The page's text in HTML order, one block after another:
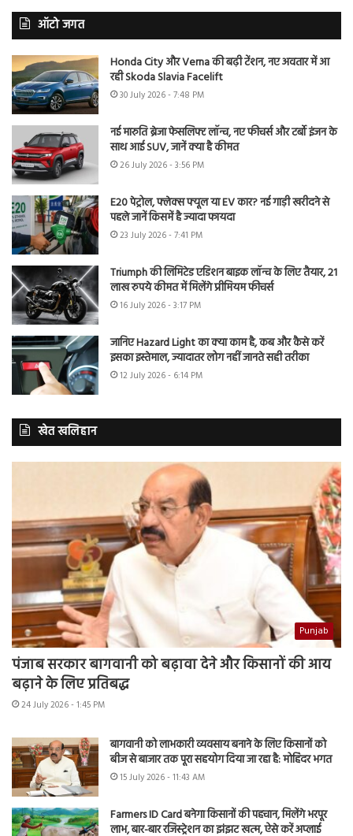
ऑटो जगत
Honda City और Verna की बढ़ी टेंशन, नए अवतार में आ
रही Skoda Slavia Facelift
30 July 2026 - 7:48 PM
नई मारुति ब्रेजा फेसलिफ्ट लॉन्च, नए फीचर्स और टर्बो इंजन के
साथ आई SUV, जानें क्या है कीमत
26 July 2026 - 3:56 PM
E20 पेट्रोल, फ्लेक्स फ्यूल या EV कार? नई गाड़ी खरीदने से
पहले जानें किसमें है ज्यादा फायदा
23 July 2026 - 7:41 PM
Triumph की लिमिटेड एडिशन बाइक लॉन्च के लिए तैयार, 21
लाख रुपये कीमत में मिलेंगे प्रीमियम फीचर्स
16 July 2026 - 3:17 PM
जानिए Hazard Light का क्या काम है, कब और कैसे करें
इसका इस्तेमाल, ज्यादातर लोग नहीं जानते सही तरीका
12 July 2026 - 6:14 PM
खेत खलिहान
Punjab
पंजाब सरकार बागवानी को बढ़ावा देने और किसानों की आय
बढ़ाने के लिए प्रतिबद्ध
24 July 2026 - 1:45 PM
बागवानी को लाभकारी व्यवसाय बनाने के लिए किसानों को
बीज से बाजार तक पूरा सहयोग दिया जा रहा है: मोहिंदर भगत
15 July 2026 - 11:43 AM
Farmers ID Card बनेगा किसानों की पहचान, मिलेंगे भरपूर
लाभ, बार-बार रजिस्ट्रेशन का झंझट खत्म, ऐसे करें अप्लाई